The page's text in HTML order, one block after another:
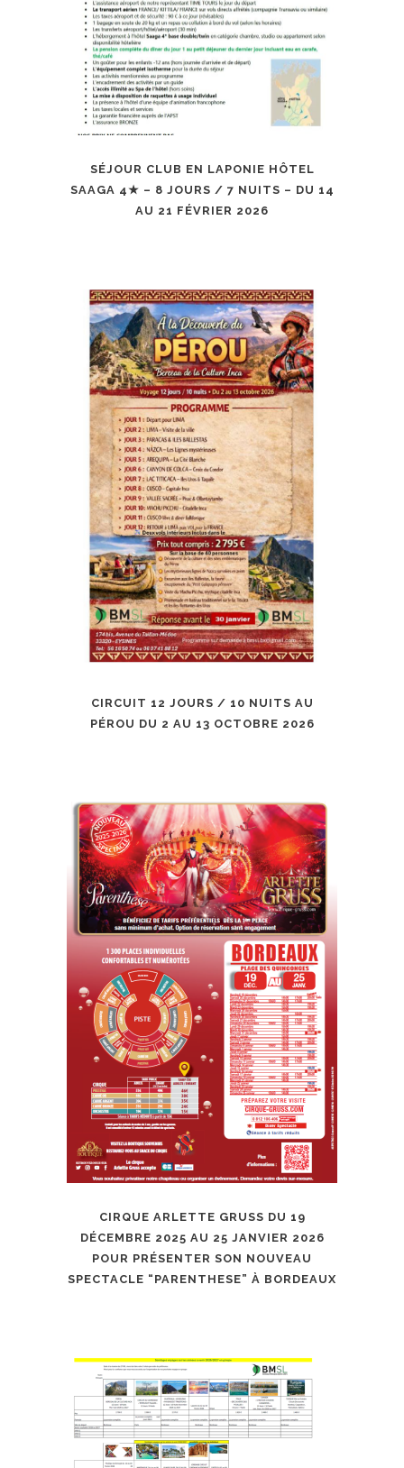
SÉJOUR CLUB EN LAPONIE HÔTEL
SAAGA 4★ – 8 JOURS / 7 NUITS – DU 14
AU 21 FÉVRIER 2026
CIRCUIT 12 JOURS / 10 NUITS AU
PÉROU DU 2 AU 13 OCTOBRE 2026
CIRQUE ARLETTE GRUSS DU 19
DÉCEMBRE 2025 AU 25 JANVIER 2026
POUR PRÉSENTER SON NOUVEAU
SPECTACLE “PARENTHESE” À BORDEAUX